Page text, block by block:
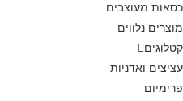
כסאות מעוצבים
מוצרים נלווים
קטלוגים
עציצים ואדניות
פרימיום